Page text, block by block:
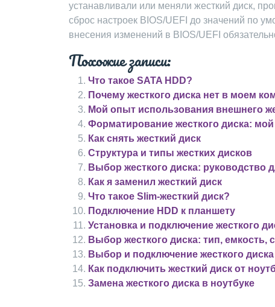
устанавливали или меняли жесткий диск,
сброс настроек BIOS/UEFI до значений по
внесения изменений в BIOS/UEFI
Похожие записи:
Что такое SATA HDD?
Почему жесткого диска нет в моем
Мой опыт использования внешнего
Форматирование жесткого диска:
Как снять жесткий диск
Структура и типы жестких дисков
Выбор жесткого диска: руководство
Как я заменил жесткий диск
Что такое Slim-жесткий диск?
Подключение HDD к планшету
Установка и подключение жесткого
Выбор жесткого диска: тип, емкость,
Выбор и подключение жесткого диска
Как подключить жесткий диск от
Замена жесткого диска в ноутбуке